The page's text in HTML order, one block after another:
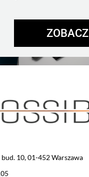
ZOBACZ
bud. 10, 01-452 Warszawa